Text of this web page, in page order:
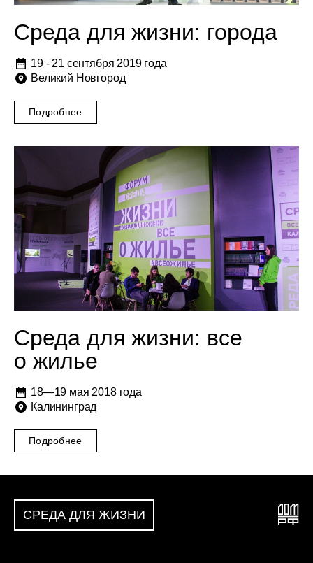
Среда для жизни: города
19 - 21 сентября 2019 года
Великий Новгород
Подробнее
Среда для жизни: все
о жилье
18—19 мая 2018 года
Калининград
Подробнее
СРЕДА ДЛЯ ЖИЗНИ